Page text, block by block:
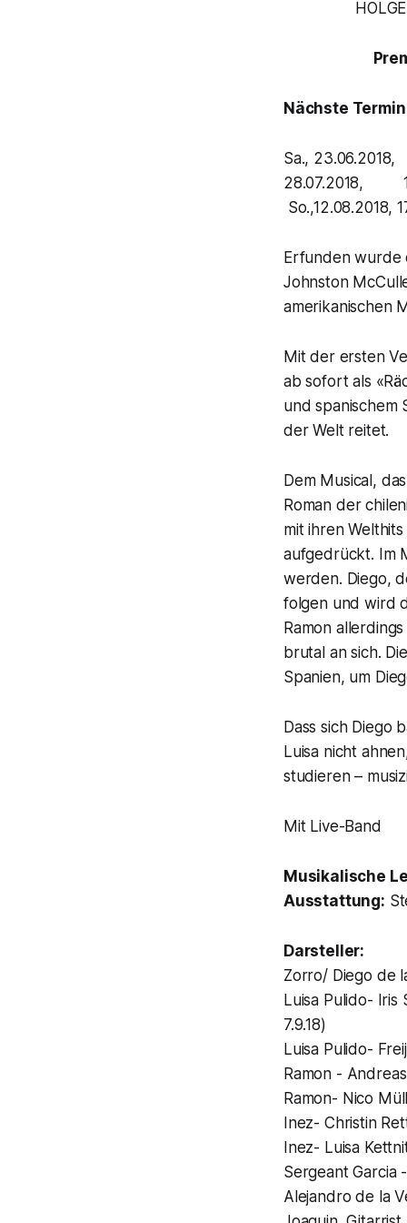
Nächste
Sa., 23.06.2018,
28.07.2018,
So.,12.08.2018,
Erfunden wurde
Johnston
amerikanischen
Mit der ersten
ab sofort als
und spanischem
der Welt reitet.
Dem Musical,
Roman der
mit ihren
aufgedrückt. Im
werden. Diego,
folgen und wird
Ramon
brutal an sich.
Spanien, um
Dass sich Diego
Luisa nicht
studieren –
Mit Live-Band
Musikalische
Ausstattung:
Darsteller:
Zorro/ Diego de
Luisa Pulido- Iris
7.9.18)
Luisa Pulido-
Ramon - Andreas
Ramon- Nico
Inez- Christin
Inez- Luisa
Sergeant Garcia
Alejandro de la